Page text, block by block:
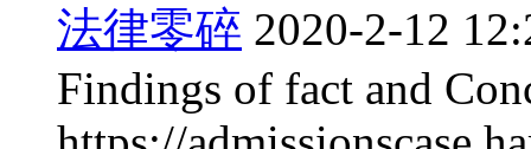
法律零碎 2020-2-12
Findings of fact and